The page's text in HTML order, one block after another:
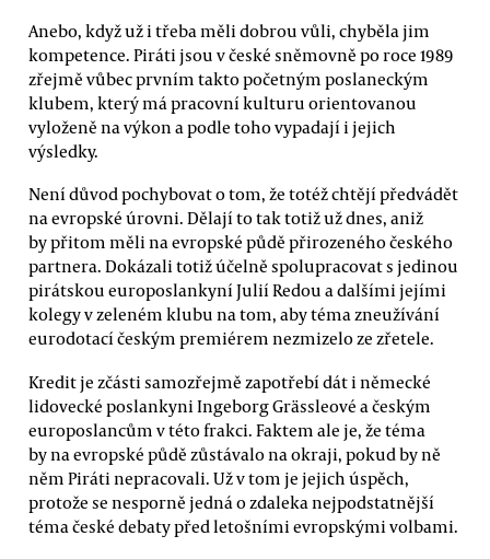
Anebo, když už i třeba měli dobrou vůli, chyběla jim
kompetence. Piráti jsou v české sněmovně po roce 1989
zřejmě vůbec prvním takto početným poslaneckým
klubem, který má pracovní kulturu orientovanou
vyloženě na výkon a podle toho vypadají i jejich
výsledky.
Není důvod pochybovat o tom, že totéž chtějí předvádět
na evropské úrovni. Dělají to tak totiž už dnes, aniž
by přitom měli na evropské půdě přirozeného českého
partnera. Dokázali totiž účelně spolupracovat s jedinou
pirátskou europoslankyní Julií Redou a dalšími jejími
kolegy v zeleném klubu na tom, aby téma zneužívání
eurodotací českým premiérem nezmizelo ze zřetele.
Kredit je zčásti samozřejmě zapotřebí dát i německé
lidovecké poslankyni Ingeborg Grässleové a českým
europoslancům v této frakci. Faktem ale je, že téma
by na evropské půdě zůstávalo na okraji, pokud by ně
něm Piráti nepracovali. Už v tom je jejich úspěch,
protože se nesporně jedná o zdaleka nejpodstatnější
téma české debaty před letošními evropskými volbami.